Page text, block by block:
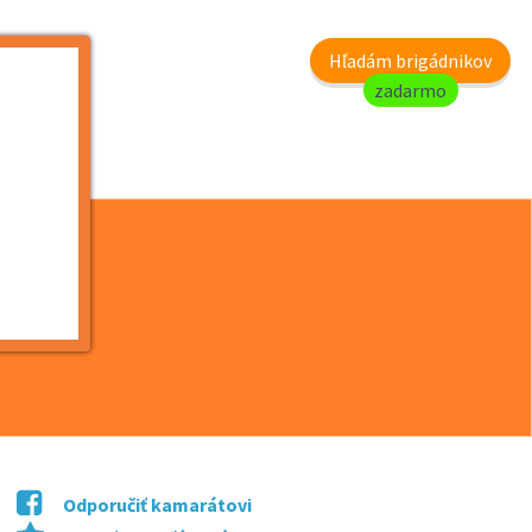
Hľadám brigádnikov
zadarmo
p...
Odporučiť kamarátovi